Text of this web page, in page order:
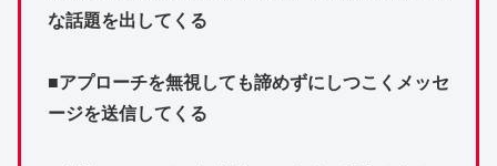
な話題を出してくる
■アプローチを無視しても諦めずにしつこくメッセ
ージを送信してくる